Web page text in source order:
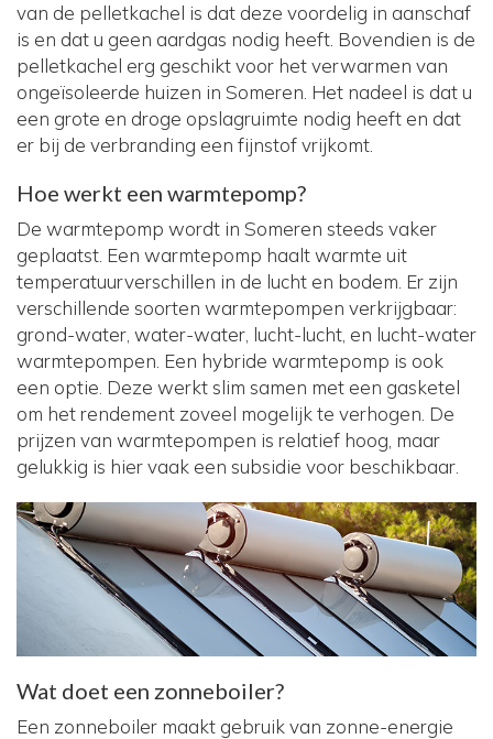
van de pelletkachel is dat deze voordelig in aanschaf
is en dat u geen aardgas nodig heeft. Bovendien is de
pelletkachel erg geschikt voor het verwarmen van
ongeïsoleerde huizen in Someren. Het nadeel is dat u
een grote en droge opslagruimte nodig heeft en dat
er bij de verbranding een fijnstof vrijkomt.
Hoe werkt een warmtepomp?
De warmtepomp wordt in Someren steeds vaker
geplaatst. Een warmtepomp haalt warmte uit
temperatuurverschillen in de lucht en bodem. Er zijn
verschillende soorten warmtepompen verkrijgbaar:
grond-water, water-water, lucht-lucht, en lucht-water
warmtepompen. Een hybride warmtepomp is ook
een optie. Deze werkt slim samen met een gasketel
om het rendement zoveel mogelijk te verhogen. De
prijzen van warmtepompen is relatief hoog, maar
gelukkig is hier vaak een subsidie voor beschikbaar.
Wat doet een zonneboiler?
Een zonneboiler maakt gebruik van zonne-energie